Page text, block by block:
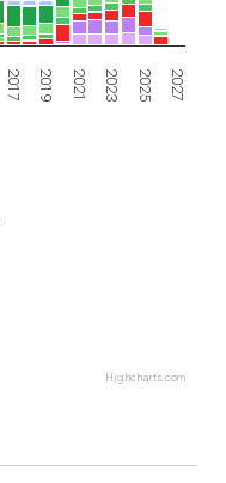
de exposición
2017 2019 2021 2023 2025 2027
Highcharts.com